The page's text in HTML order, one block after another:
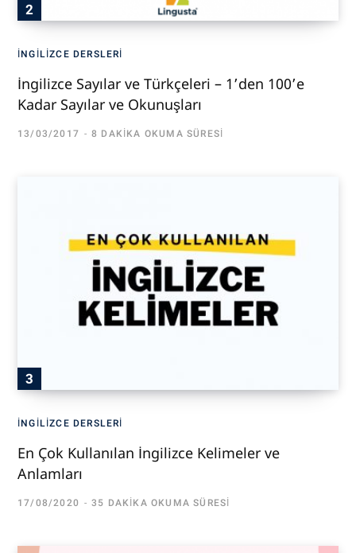
İNGILIZCE DERSLERI
İngilizce Sayılar ve Türkçeleri – 1’den 100’e
Kadar Sayılar ve Okunuşları
13/03/2017 8 DAKIKA OKUMA SÜRESI
İNGILIZCE DERSLERI
En Çok Kullanılan İngilizce Kelimeler ve
Anlamları
17/08/2020 35 DAKIKA OKUMA SÜRESI